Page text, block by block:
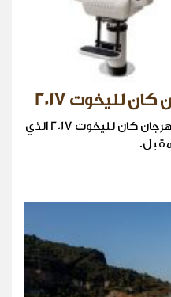
تشارك شركة Besenzoni في مهرجان كان لليخوت 2017 الذي